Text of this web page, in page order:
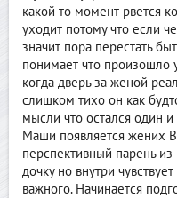
какой то момент рвется
уходит потому что если
значит пора перестать
понимает что произошло
когда дверь за женой
слишком тихо он как
мысли что остался один
Маши появляется жених
перспективный парень
дочку но внутри
важного. Начинается